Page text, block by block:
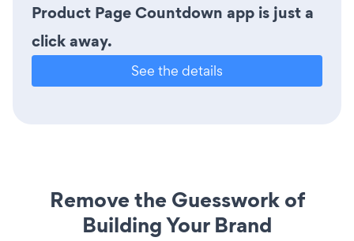
Product Page Countdown app is just a
click away.
See the details
Remove the Guesswork of
Building Your Brand